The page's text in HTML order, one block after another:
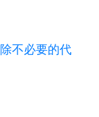
不必要的代